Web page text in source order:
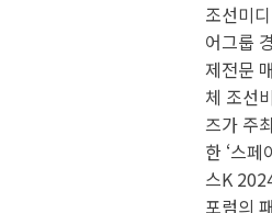
5일 오전 서울 강남구 한국과학기
미디어그룹 경제전문 매체 조선비
2024’ 포럼의 패널 토론 모습. 왼
연구원(STEPI) 국가우주정책연
(Chad Anderson) 미국 스페이스
성문 우주로테크 대표, 임동주 브
한화에어로스페이스 전무./조선비